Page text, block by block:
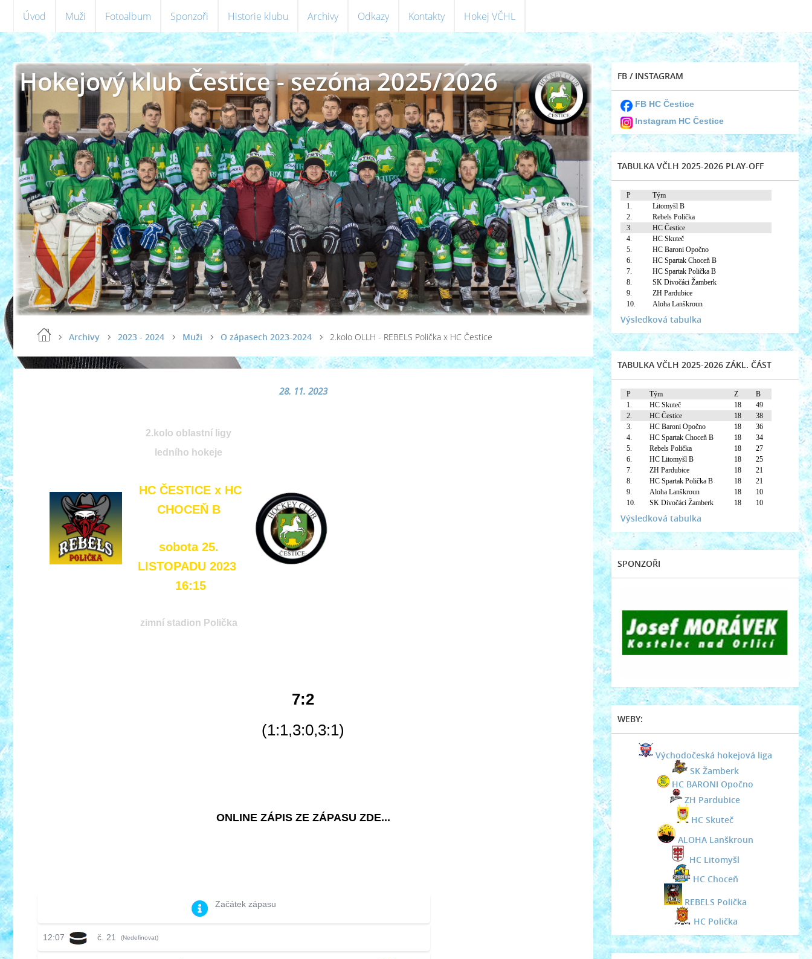
Úvod Muži Fotoalbum Sponzoři Historie klubu Archivy Odkazy Kontakty Hokej VČHL
Hokejový klub Čestice - sezóna 2025/2026
Archivy 2023 - 2024 Muži O zápasech 2023-2024 2.kolo OLLH - REBELS Polička x HC Čestice
28. 11. 2023
2.kolo oblastní ligy
ledního hokeje
HC ČESTICE x HC
CHOCEŇ B
sobota 25.
LISTOPADU 2023
16:15
zimní stadion Polička
7:2
(1:1,3:0,3:1)
ONLINE ZÁPIS ZE ZÁPASU ZDE...
Začátek zápasu
12:07 č. 21 (Nedefinovat)
FB / INSTAGRAM
FB HC Čestice
Instagram HC Čestice
TABULKA VČLH 2025-2026 PLAY-OFF
P
Tým
1.
Litomyšl B
2.
Rebels Polička
3.
HC Čestice
4.
HC Skuteč
5.
HC Baroni Opočno
6.
HC Spartak Choceň B
7.
HC Spartak Polička B
8.
SK Divočáci Žamberk
9.
ZH Pardubice
10.
Aloha Lanškroun
Výsledková tabulka
TABULKA VČLH 2025-2026 ZÁKL. ČÁST
P Tým Z
B
1.
HC Skuteč 18
49
2.
HC Čestice 18
38
3.
HC Baroni Opočno 18
36
4.
HC Spartak Choceň B 18
34
5.
Rebels Polička 18
27
6.
HC Litomyšl B 18
25
7.
ZH Pardubice 18
21
8.
HC Spartak Polička B 18
21
9.
Aloha Lanškroun 18
10
10.
SK Divočáci Žamberk 18 10
Výsledková tabulka
SPONZOŘI
WEBY:
Východočeská hokejová liga
SK Žamberk
HC BARONI Opočno
ZH Pardubice
HC Skuteč
ALOHA Lanškroun
HC Litomyšl
HC Choceň
REBELS Polička
HC Polička